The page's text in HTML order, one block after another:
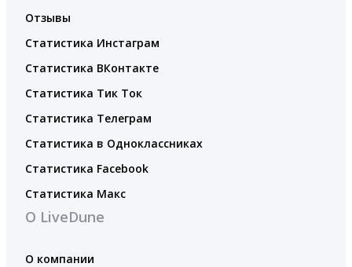
Отзывы
Статистика Инстаграм
Статистика ВКонтакте
Статистика Тик Ток
Статистика Телеграм
Статистика в Одноклассниках
Статистика Facebook
Статистика Макс
О LiveDune
О компании